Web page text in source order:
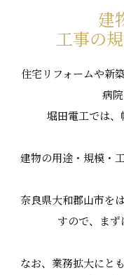
建
工事の
住宅リフォームや新
病
堀田電工では、
建物の用途・規模・
奈良県大和郡山市を
すので、まず
なお、業務拡大にと